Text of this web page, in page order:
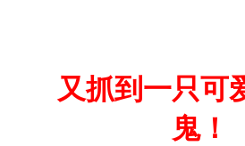
又抓到一只可
鬼！